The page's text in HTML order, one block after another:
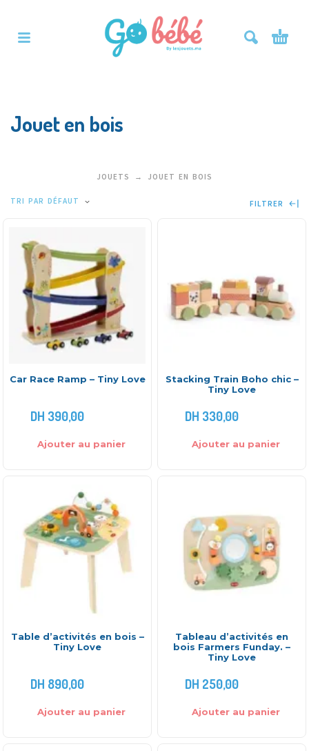
Jouet en bois
JOUETS JOUET EN BOIS
TRI PAR DÉFAUT FILTRER
Car Race Ramp – Tiny Love
DH 390,00
Ajouter au panier
Stacking Train Boho chic –
Tiny Love
DH 330,00
Ajouter au panier
Table d’activités en bois –
Tiny Love
DH 890,00
Ajouter au panier
Tableau d’activités en
bois Farmers Funday. –
Tiny Love
DH 250,00
Ajouter au panier